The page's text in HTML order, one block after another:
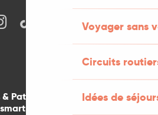
Voyager sans
Circuits
Idées de
Patrimoines sur votre
smartphone